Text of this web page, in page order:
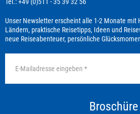
Unser Newsletter erscheint alle 1-2 Monate
Ländern, praktische Reisetipps, Ideen und
neue Reiseabenteuer, persönliche
Broschüre